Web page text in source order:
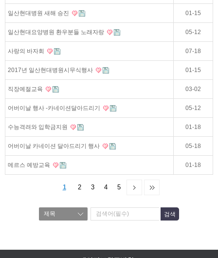
일산현대병원 새해 승진 01-15
일산현대요양병원 환우분들 노래자랑 05-12
사랑의 바자회 07-18
2017년 일산현대병원시무식행사 01-15
직장예절교육 03-02
어버이날 행사 -카네이션달아드리기 05-12
수능격려와 입학금지원 01-18
어버이날 카네이션 달아드리기 행사 05-18
메르스 예방교육 01-18
1 2 3 4 5